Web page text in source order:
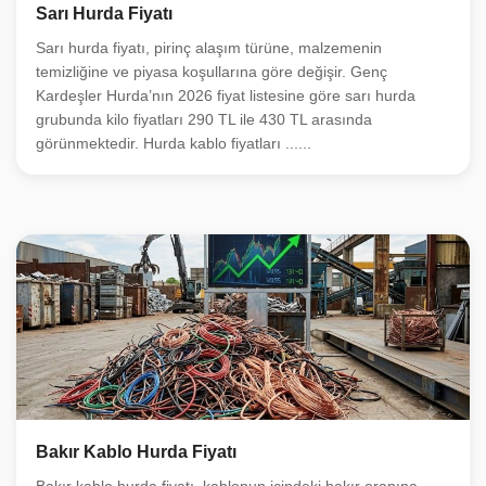
Sarı Hurda Fiyatı
Sarı hurda fiyatı, pirinç alaşım türüne, malzemenin
temizliğine ve piyasa koşullarına göre değişir. Genç
Kardeşler Hurda’nın 2026 fiyat listesine göre sarı hurda
grubunda kilo fiyatları 290 TL ile 430 TL arasında
görünmektedir. Hurda kablo fiyatları ......
Bakır Kablo Hurda Fiyatı